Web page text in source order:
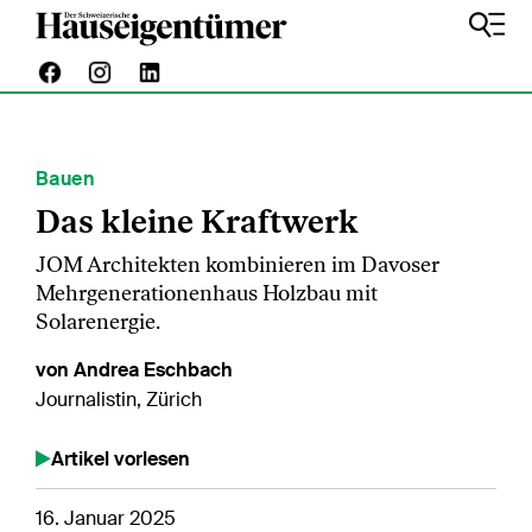
Bauen
Das kleine Kraftwerk
JOM Architekten kombinieren im Davoser
Mehrgenerationenhaus Holzbau mit
Solarenergie.
von Andrea Eschbach
Journalistin, Zürich
Artikel vorlesen
16. Januar 2025